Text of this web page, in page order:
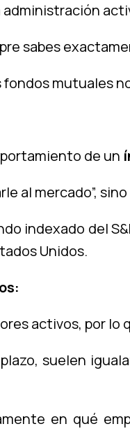
administración
sabes
fondos mutuales
de un
al mercado”,
indexado del
Unidos.
activos, por lo
suelen
en qué